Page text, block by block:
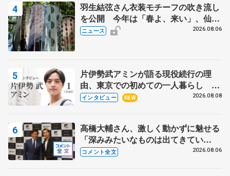
羽生結弦さん衣装モチーフの吹き流し
を公開 今年は「春よ、来い」、仙台
の瑞鳳殿
ニュース 2026.08.06
片伊勢武アミンが語る現役続行の理
由、東京での初めての一人暮らし 注
目スケーターの「今」に迫る
インタビュー NEW 2026.08.08
高橋大輔さん、激しく動かずに魅せる
「深みみたいなものは出てきてい
る？」 〝兄さん〟と慕うレジェンド
コメント全文 2026.08.06